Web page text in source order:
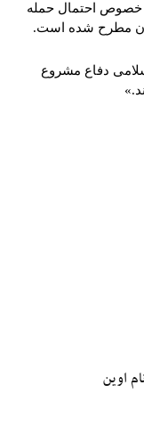
خصوص احتمال حمله
مطرح شده است.
دفاع مشروع
اوین